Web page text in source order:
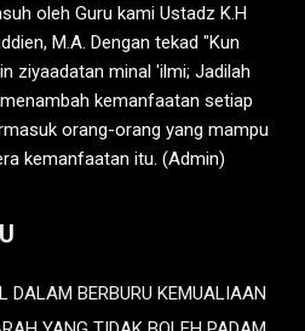
oleh Guru kami Ustadz K.H
M.A. Dengan tekad "Kun
ziyaadatan minal 'ilmi; Jadilah
kemanfaatan setiap
orang-orang yang mampu
kemanfaatan itu. (Admin)
DALAM BERBURU KEMUALIAAN